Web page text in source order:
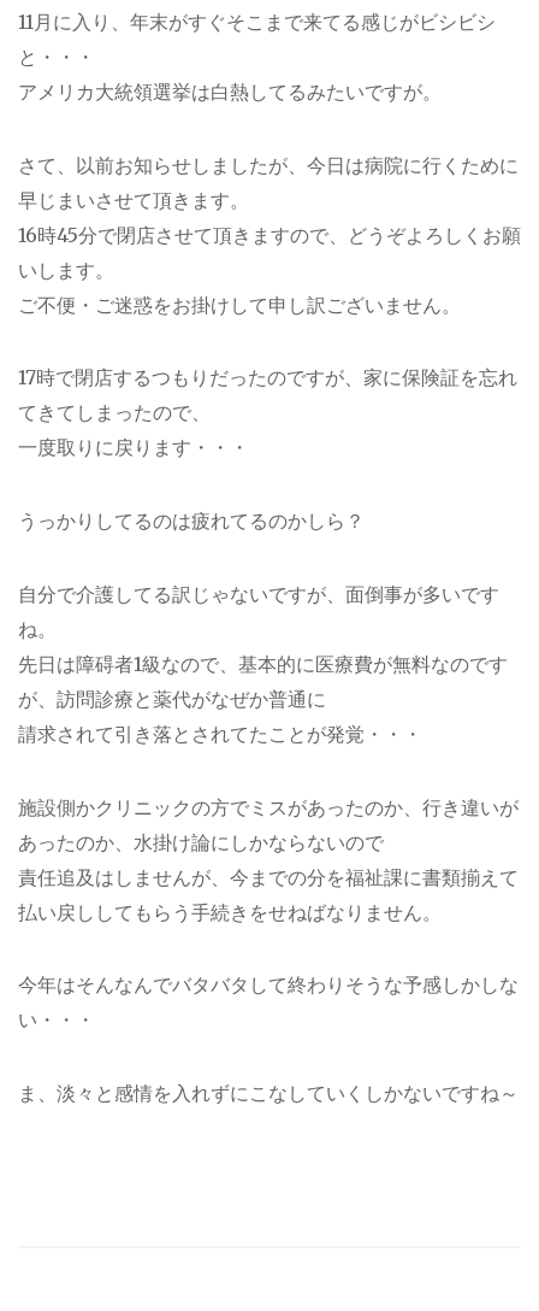
11月に入り、年末がすぐそこまで来てる感じがビシビシ
と・・・
アメリカ大統領選挙は白熱してるみたいですが。
さて、以前お知らせしましたが、今日は病院に行くために
早じまいさせて頂きます。
16時45分で閉店させて頂きますので、どうぞよろしくお願
いします。
ご不便・ご迷惑をお掛けして申し訳ございません。
17時で閉店するつもりだったのですが、家に保険証を忘れ
てきてしまったので、
一度取りに戻ります・・・
うっかりしてるのは疲れてるのかしら？
自分で介護してる訳じゃないですが、面倒事が多いです
ね。
先日は障碍者1級なので、基本的に医療費が無料なのです
が、訪問診療と薬代がなぜか普通に
請求されて引き落とされてたことが発覚・・・
施設側かクリニックの方でミスがあったのか、行き違いが
あったのか、水掛け論にしかならないので
責任追及はしませんが、今までの分を福祉課に書類揃えて
払い戻ししてもらう手続きをせねばなりません。
今年はそんなんでバタバタして終わりそうな予感しかしな
い・・・
ま、淡々と感情を入れずにこなしていくしかないですね～